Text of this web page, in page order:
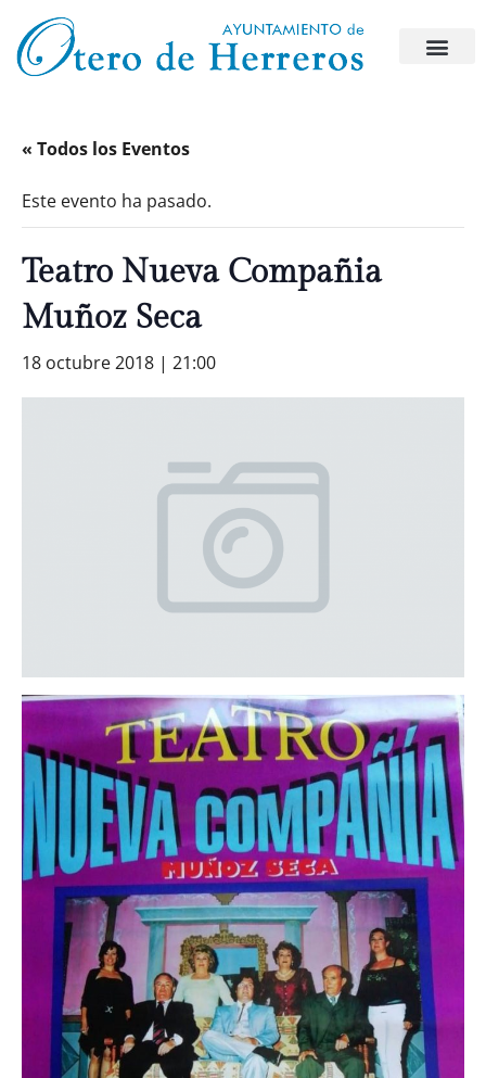
« Todos los Eventos
Este evento ha pasado.
Teatro Nueva Compañia
Muñoz Seca
18 octubre 2018 | 21:00